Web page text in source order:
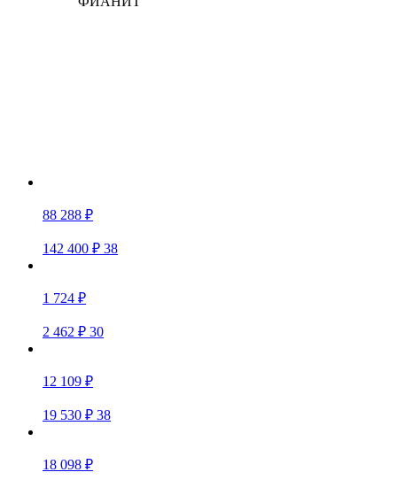
88 288 ₽
142 400 ₽ 38
1 724 ₽
2 462 ₽ 30
12 109 ₽
19 530 ₽ 38
18 098 ₽